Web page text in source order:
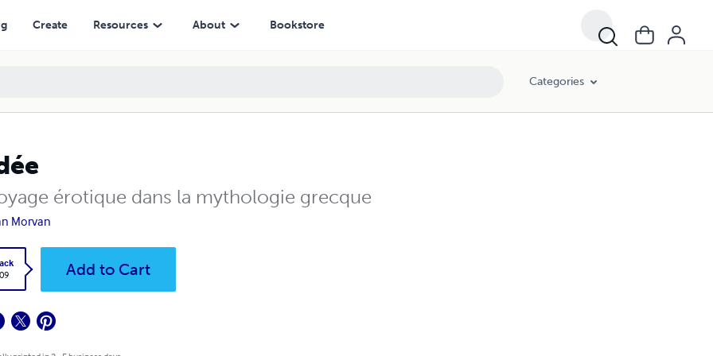
Create Resources About Bookstore
Categories
érotique dans la mythologie grecque
Morvan
Add to Cart